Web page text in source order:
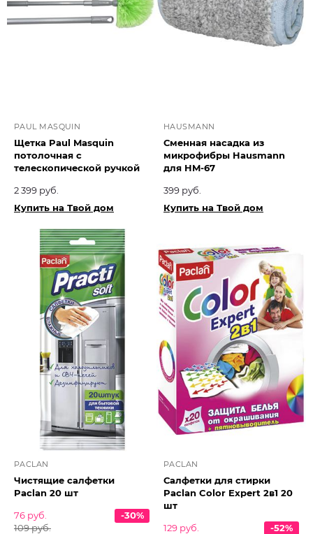
PAUL MASQUIN
Щетка Paul Masquin
потолочная с
телескопической ручкой
2 399 руб.
Купить на Твой дом
HAUSMANN
Сменная насадка из
микрофибры Hausmann
для HM-67
399 руб.
Купить на Твой дом
PACLAN
Чистящие салфетки
Paclan 20 шт
76 руб.
109 руб.
-30%
PACLAN
Салфетки для стирки
Paclan Color Expert 2в1 20
шт
129 руб.
-52%